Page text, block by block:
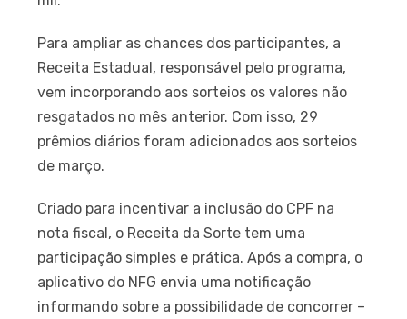
Para ampliar as chances dos participantes, a
Receita Estadual, responsável pelo programa,
vem incorporando aos sorteios os valores não
resgatados no mês anterior. Com isso, 29
prêmios diários foram adicionados aos sorteios
de março.
Criado para incentivar a inclusão do CPF na
nota fiscal, o Receita da Sorte tem uma
participação simples e prática. Após a compra, o
aplicativo do NFG envia uma notificação
informando sobre a possibilidade de concorrer –